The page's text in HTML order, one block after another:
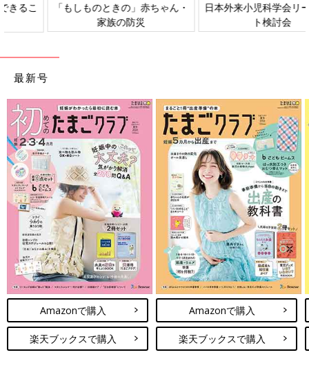
日本外来小児科学会リーフレッ
ト検討会
六星占術 細木かおりさんの人生
最新号
Amazonで購入
楽天ブックスで購入
Amazonで購入
楽天ブックスで購入